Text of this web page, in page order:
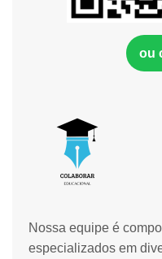
Nossa equipe é
especializados em
ou